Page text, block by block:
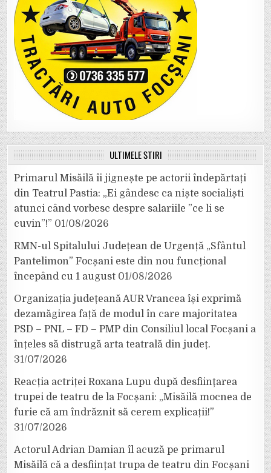
ULTIMELE ȘTIRI
Primarul Misăilă îi jignește pe actorii îndepărtați
din Teatrul Pastia: „Ei gândesc ca niște socialiști
atunci când vorbesc despre salariile ”ce li se
cuvin”!” 01/08/2026
RMN-ul Spitalului Județean de Urgență „Sfântul
Pantelimon” Focșani este din nou funcțional
începând cu 1 august 01/08/2026
Organizația județeană AUR Vrancea își exprimă
dezamăgirea față de modul în care majoritatea
PSD – PNL – FD – PMP din Consiliul local Focșani a
înțeles să distrugă arta teatrală din județ.
31/07/2026
Reacția actriței Roxana Lupu după desființarea
trupei de teatru de la Focșani: „Misăilă mocnea de
furie că am îndrăznit să cerem explicații!”
31/07/2026
Actorul Adrian Damian îl acuză pe primarul
Misăilă că a desființat trupa de teatru din Focșani